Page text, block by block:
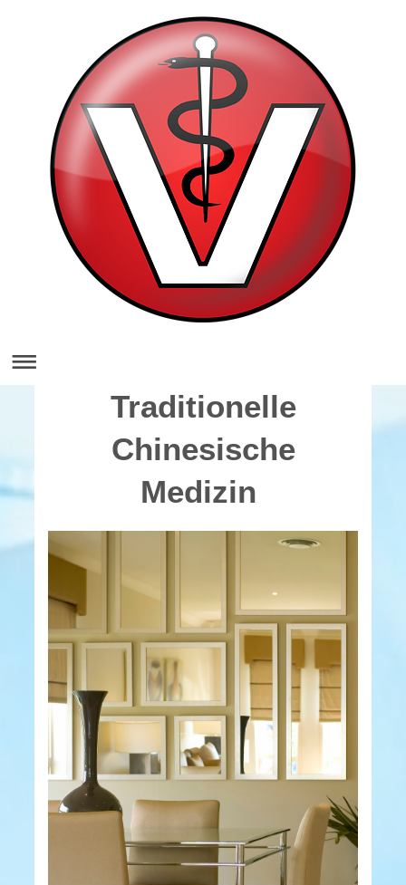
Traditionelle
Chinesische
Medizin